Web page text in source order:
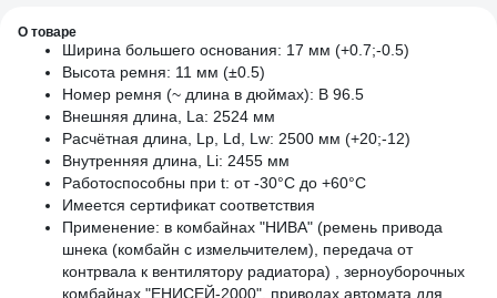
О товаре
Ширина большего основания: 17 мм (+0.7;-0.5)
Высота ремня: 11 мм (±0.5)
Номер ремня (~ длина в дюймах): В 96.5
Внешняя длина, La: 2524 мм
Расчётная длина, Lp, Ld, Lw: 2500 мм (+20;-12)
Внутренняя длина, Li: 2455 мм
Работоспособны при t: от -30°C до +60°C
Имеется сертификат соответствия
Применение: в комбайнах "НИВА" (ремень привода
шнека (комбайн с измельчителем), передача от
контрвала к вентилятору радиатора) , зерноуборочных
комбайнах "ЕНИСЕЙ-2000", приводах автомата для